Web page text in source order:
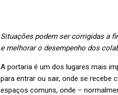
Situações podem ser corrigidas a
e melhorar o desempenho dos
A portaria é um dos lugares mais
para entrar ou sair, onde se recebe
espaços comuns, onde –